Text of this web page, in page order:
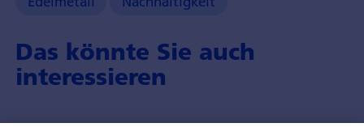
Das könnte Sie auch
interessieren